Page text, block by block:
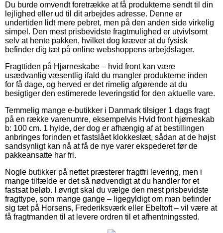
Du burde omvendt foretrække at få produkterne sendt til din
lejlighed eller ud til dit arbejdes adresse. Denne er
undertiden lidt mere pebret, men på den anden side virkelig
simpel. Den mest prisbevidste fragtmulighed er utvivlsomt
selv at hente pakken, hvilket dog kræver at du fysisk
befinder dig tæt på online webshoppens arbejdslager.
Fragttiden på Hjørneskabe – hvid front kan være
usædvanlig væsentlig ifald du mangler produkterne inden
for få dage, og herved er det rimelig afgørende at du
besigtiger den estimerede leveringstid for den aktuelle vare.
Temmelig mange e-butikker i Danmark tilsiger 1 dags fragt
på en række varenumre, eksempelvis Hvid front hjørneskab
b: 100 cm. 1 hylde, der dog er afhængig af at bestillingen
anbringes forinden et fastslået klokkeslæt, sådan at de højst
sandsynligt kan nå at få de nye varer ekspederet før de
pakkeansatte har fri.
Nogle butikker på nettet præsterer fragtfri levering, men i
mange tilfælde er det så nødvendigt at du handler for et
fastsat beløb. I øvrigt skal du vælge den mest prisbevidste
fragttype, som mange gange – ligegyldigt om man befinder
sig tæt på Horsens, Frederiksværk eller Ebeltoft – vil være at
få fragtmanden til at levere ordren til et afhentningssted.